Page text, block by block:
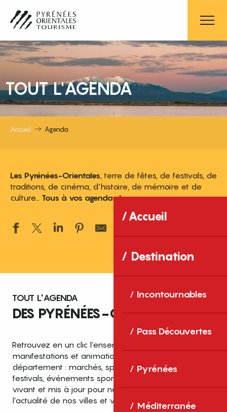
contenu
principal
Accueil
Destination
Incontournables
Pass Découvertes
Pyrénées
Méditerranée
TOUT L'AGENDA
Accueil Agenda
Les Pyrénées-Orientales , terre de fêtes, de festivals, de
traditions, de cinéma, d’histoire, de mémoire et de
culture… Tous à vos agendas !
TOUT L'AGENDA
DES PYRÉNÉES-ORIENTALES
Retrouvez en un clic l’ensemble des fêtes,
manifestations et animations recensées dans le
département : marchés, spectacles, expositions,
festivals, événements sportifs et culturels… un agenda
vivant et mis à jour pour ne rien manquer de
l’actualité de nos villes et villages.